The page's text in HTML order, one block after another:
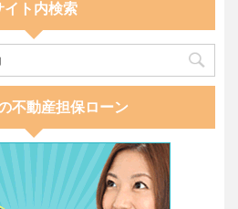
イト内検索
不動産担保ローン